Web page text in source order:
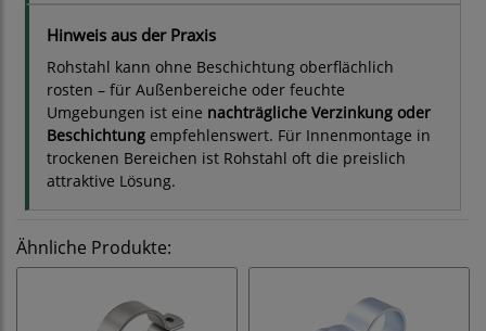
Hinweis aus der Praxis
Rohstahl kann ohne Beschichtung oberflächlich
rosten – für Außenbereiche oder feuchte
Umgebungen ist eine nachträgliche Verzinkung oder
Beschichtung empfehlenswert. Für Innenmontage in
trockenen Bereichen ist Rohstahl oft die preislich
attraktive Lösung.
Ähnliche Produkte: